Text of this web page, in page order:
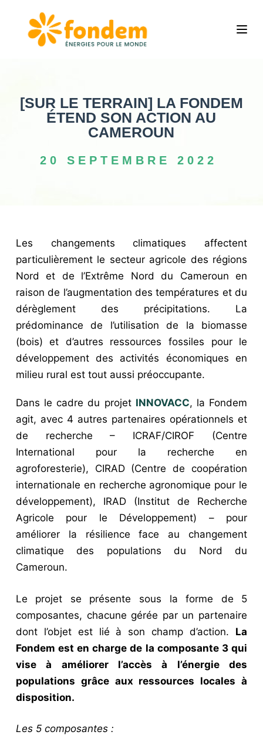
u
[SUR LE TERRAIN] LA FONDEM
ÉTEND SON ACTION AU
CAMEROUN
20 SEPTEMBRE 2022
Les changements climatiques affectent
particulièrement le secteur agricole des régions
Nord et de l’Extrême Nord du Cameroun en
raison de l’augmentation des températures et du
dérèglement des précipitations. La
prédominance de l’utilisation de la biomasse
(bois) et d’autres ressources fossiles pour le
développement des activités économiques en
milieu rural est tout aussi préoccupante.
Dans le cadre du projet INNOVACC, la Fondem
agit, avec 4 autres partenaires opérationnels et
de recherche – ICRAF/CIROF (Centre
International pour la recherche en
agroforesterie), CIRAD (Centre de coopération
internationale en recherche agronomique pour le
développement), IRAD (Institut de Recherche
Agricole pour le Développement) – pour
améliorer la résilience face au changement
climatique des populations du Nord du
Cameroun.
Le projet se présente sous la forme de 5
composantes, chacune gérée par un partenaire
dont l’objet est lié à son champ d’action. La
Fondem est en charge de la composante 3 qui
vise à améliorer l’accès à l’énergie des
populations grâce aux ressources locales à
disposition.
Les 5 composantes :